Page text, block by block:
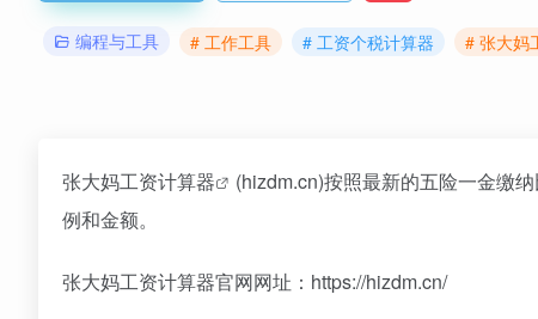
编程与工具 # 工作工具 # 工资个税计算器 # 张大妈
张大妈工资计算器
(hizdm.cn)按照最新的五险一金缴
例和金额。
张大妈工资计算器官网网址：https://hizdm.cn/